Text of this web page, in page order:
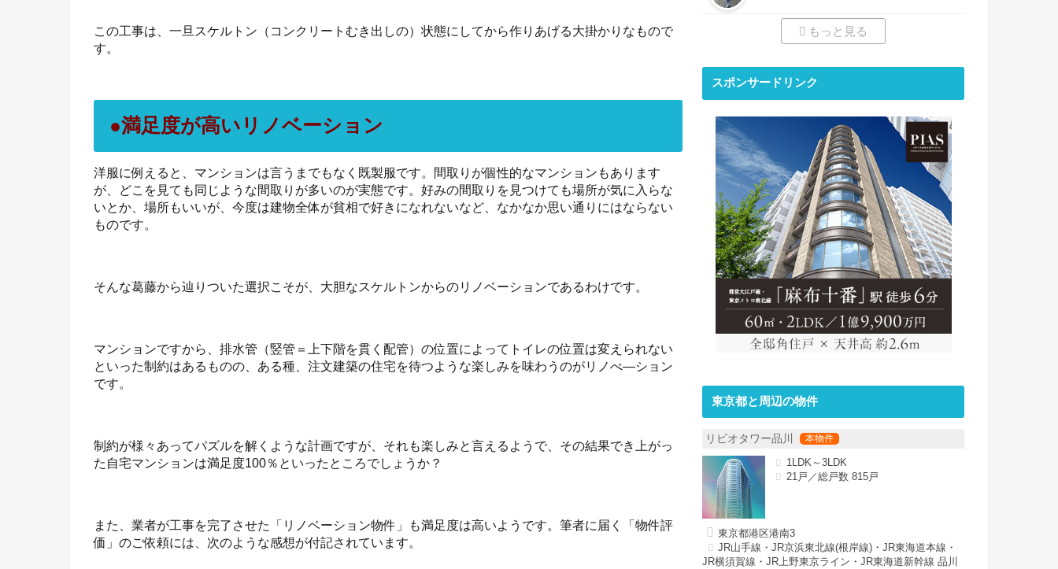
この工事は、一旦スケルトン（コンクリートむき出しの）状態にしてから作りあげる大掛かりなもので
す。
●満足度が高いリノベーション
洋服に例えると、マンションは言うまでもなく既製服です。間取りが個性的なマンションもあります
が、どこを見ても同じような間取りが多いのが実態です。好みの間取りを見つけても場所が気に入らな
いとか、場所もいいが、今度は建物全体が貧相で好きになれないなど、なかなか思い通りにはならない
ものです。
そんな葛藤から辿りついた選択こそが、大胆なスケルトンからのリノベーションであるわけです。
マンションですから、排水管（竪管＝上下階を貫く配管）の位置によってトイレの位置は変えられない
といった制約はあるものの、ある種、注文建築の住宅を待つような楽しみを味わうのがリノべ―ション
です。
制約が様々あってパズルを解くような計画ですが、それも楽しみと言えるようで、その結果でき上がっ
た自宅マンションは満足度100％といったところでしょうか？
また、業者が工事を完了させた「リノベーション物件」も満足度は高いようです。筆者に届く「物件評
価」のご依頼には、次のような感想が付記されています。
もっと見る
スポンサードリンク
東京都と周辺の物件
リビオタワー品川
1LDK～3LDK
21戸／総戸数 815戸
東京都港区港南3
JR山手線・JR京浜東北線(根岸線)・JR東海道本線・
JR横須賀線・JR上野東京ライン・JR東海道新幹線 品川